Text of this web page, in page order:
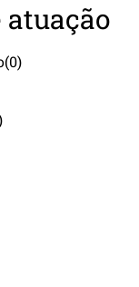
atuação
(0)